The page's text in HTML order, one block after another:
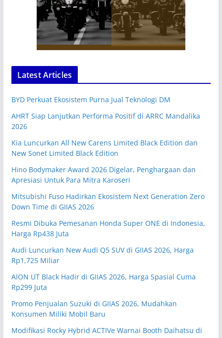
Latest Articles
BYD Perkuat Ekosistem Purna Jual Teknologi DM
AHRT Siap Lanjutkan Performa Positif di ARRC Mandalika
2026
Kia Luncurkan All New Carens Limited Black Edition dan
New Sonet Limited Black Edition
Hino Bodymaker Award 2026 Digelar, Penghargaan dan
Apresiasi Untuk Para Mitra Karoseri
Mitsubishi Fuso Hadirkan Ekosistem Next Generation Zero
Down Time di GIIAS 2026
Resmi Dibuka Pemesanan Honda Super ONE di Indonesia,
Harga Rp438 Juta
Audi Luncurkan New Audi Q5 SUV di GIIAS 2026, Harga
Rp1,725 Miliar
AION UT Black Hadir di GIIAS 2026, Harga Spasial Cuma
Rp299 Juta
Promo Penjualan Suzuki di GIIAS 2026, Mudahkan
Konsumen Miliki Mobil Baru
Modifikasi Rocky Hybrid ACTIVe Warnai Booth Daihatsu di